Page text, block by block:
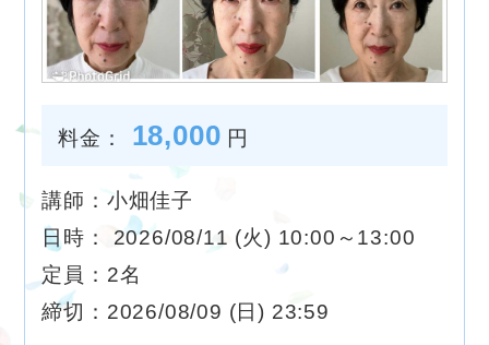
料金： 18,000 円
講師：小畑佳子
日時： 2026/08/11 (火) 10:00～13:00
定員：2名
締切：2026/08/09 (日) 23:59